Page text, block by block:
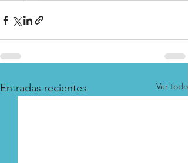
Entradas recientes Ver todo